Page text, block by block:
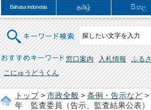
Bahasa Indonesia தமிழ் සිංහල
キーワード検索
おすすめキーワード 窓口案内 入札情報
ふる
こにゅうどうくん
トップ> 市政全般 > 条例・告示など >
年 監査委員（告示、監査結果公表）